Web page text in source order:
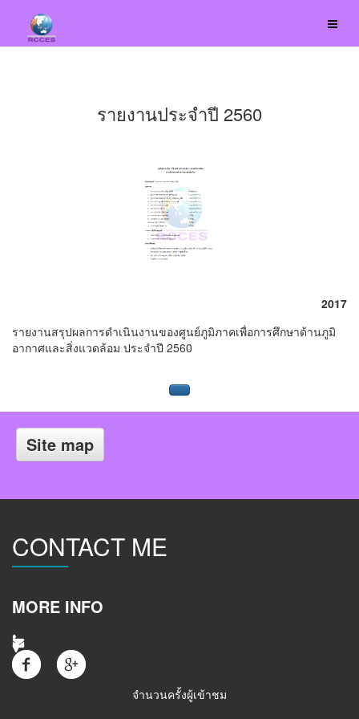
รายงานประจำปี 2560
2017
รายงานสรุปผลการดำเนินงานของศูนย์ภูมิภาคเพื่อการศึกษาด้านภูมิ
อากาศและสิ่งแวดล้อม ประจำปี 2560
Site map
CONTACT ME
MORE INFO
จำนวนครั้งผู้เข้าชม